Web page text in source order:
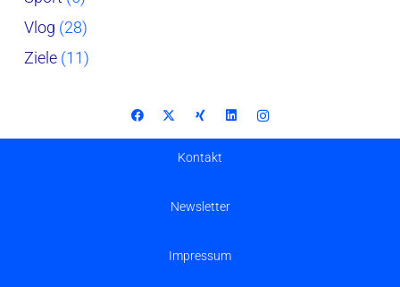
Vlog (28)
Ziele (11)
Kontakt
Newsletter
Impressum